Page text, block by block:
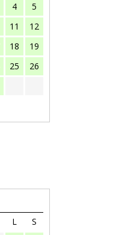
4
5
11
12
18
19
25
26
L
S